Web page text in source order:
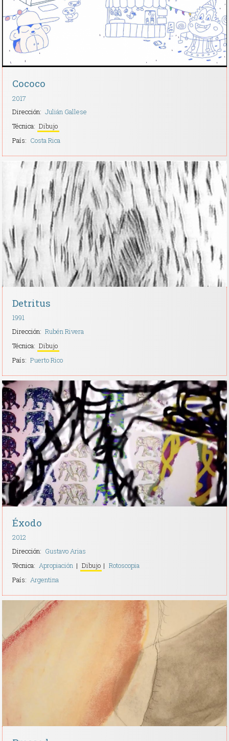
Cococo
2017
Dirección: Julián Gallese
Técnica: Dibujo
País: Costa Rica
Detritus
1991
Dirección: Rubén Rivera
Técnica: Dibujo
País: Puerto Rico
Éxodo
2012
Dirección: Gustavo Arias
Técnica: Apropiación Dibujo
Rotoscopia
País: Argentina